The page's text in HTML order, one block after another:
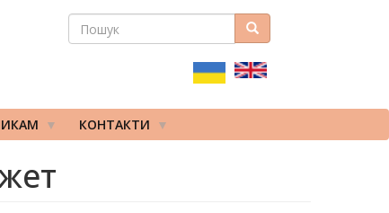
ПОШУКОВА
ПОШУК Пошук
КОНТАКТИ